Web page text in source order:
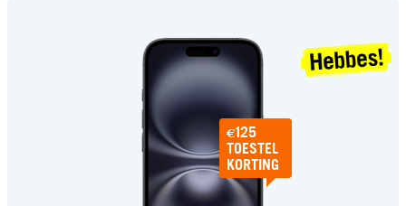
€125
TOESTEL
KORTING